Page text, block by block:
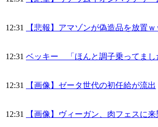
12:31 【悲報】アマゾンが偽造品を放置ｗ
12:31 ベッキー 「ほんと調子乗ってまし
12:31 【画像】ゼータ世代の初任給が流出
12:31 【画像】ヴィーガン、肉フェスに